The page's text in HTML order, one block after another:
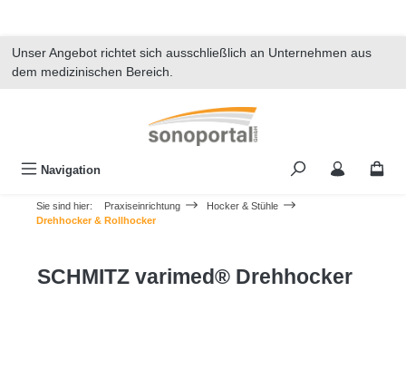
Unser Angebot richtet sich ausschließlich an Unternehmen aus
dem medizinischen Bereich.
Navigation
Sie sind hier: Praxiseinrichtung
Hocker & Stühle
Drehhocker & Rollhocker
SCHMITZ varimed® Drehhocker